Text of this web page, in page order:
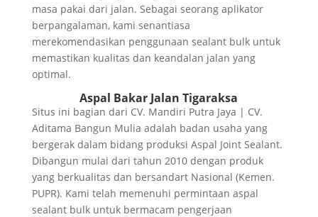
masa pakai dari jalan. Sebagai seorang aplikator
berpangalaman, kami senantiasa
merekomendasikan penggunaan sealant bulk untuk
memastikan kualitas dan keandalan jalan yang
optimal.
Aspal Bakar Jalan Tigaraksa
Situs ini bagian dari CV. Mandiri Putra Jaya | CV.
Aditama Bangun Mulia adalah badan usaha yang
bergerak dalam bidang produksi Aspal Joint Sealant.
Dibangun mulai dari tahun 2010 dengan produk
yang berkualitas dan bersandart Nasional (Kemen.
PUPR). Kami telah memenuhi permintaan aspal
sealant bulk untuk bermacam pengerjaan